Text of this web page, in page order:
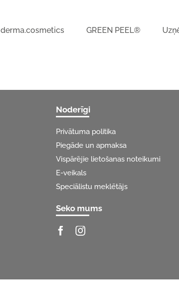
derma.cosmetics GREEN PEEL®
Noderīgi
Privātuma politika
Piegāde un apmaksa
Vispārējie lietošanas noteikumi
E-veikals
Speciālistu meklētājs
Seko mums